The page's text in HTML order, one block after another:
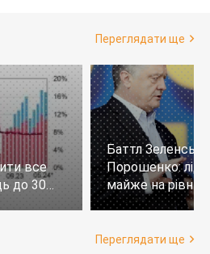
Переглядати ще
все
до 30
Баттл
Порошенко:
майже на
тих, хто не
Переглядати ще